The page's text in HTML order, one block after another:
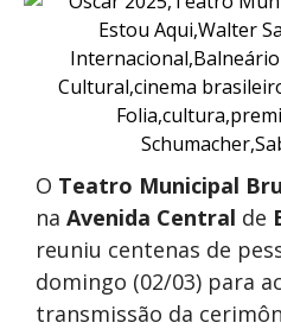
O Teatro Municipal
na Avenida Central de
reuniu centenas de
domingo (02/03) para
transmissão da